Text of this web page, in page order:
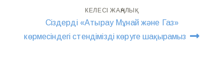
КЕЛЕСІ ЖАҢАЛЫҚ
Сіздерді «Атырау Мұнай және Газ»
көрмесіндегі стендімізді көруге шақырамыз